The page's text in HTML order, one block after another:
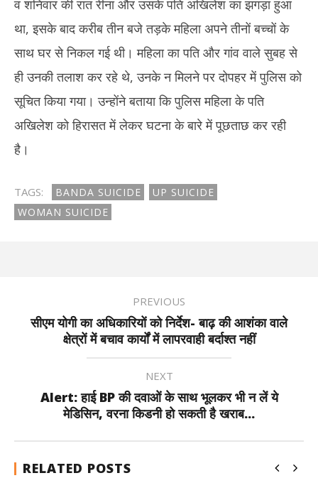
व शनिवार की रात रीना और उसके पति अखिलेश का झगड़ा हुआ
था, इसके बाद करीब तीन बजे तड़के महिला अपने तीनों बच्चों के
साथ घर से निकल गई थी। महिला का पति और गांव वाले सुबह से
ही उनकी तलाश कर रहे थे, उनके न मिलने पर दोपहर में पुलिस को
सूचित किया गया। उन्होंने बताया कि पुलिस महिला के पति
अखिलेश को हिरासत में लेकर घटना के बारे में पूछताछ कर रही
है।
TAGS: BANDA SUICIDE
UP SUICIDE
WOMAN SUICIDE
PREVIOUS
सीएम योगी का अधिकारियों को निर्देश- बाढ़ की आशंका वाले
क्षेत्रों में बचाव कार्यों में लापरवाही बर्दाश्त नहीं
NEXT
Alert: हाई BP की दवाओं के साथ भूलकर भी न लें ये
मेडिसिन, वरना किडनी हो सकती है खराब...
RELATED POSTS